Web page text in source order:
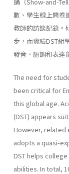
數、學生線上問卷
教師的訪談記錄。
步，而實驗DST組
發音、語調和表達
The need for
been critical for
this global age.
(DST) appears
However, related
adopts a quasi-
DST helps
abilities. In total,